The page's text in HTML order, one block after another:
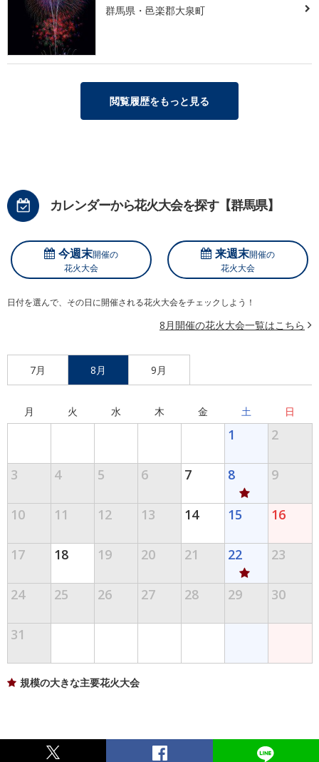
群馬県・邑楽郡大泉町
閲覧履歴をもっと見る
カレンダーから花火大会を探す【群馬県】
今週末開催の
花火大会
来週末開催の
花火大会
日付を選んで、その日に開催される花火大会をチェックしよう！
8月開催の花火大会一覧はこちら
7月 8月 9月
月 火 水 木 金 土 日
1 2
3 4 5 6 7 8 9
10 11 12 13 14 15 16
17 18 19 20 21 22 23
24 25 26 27 28 29 30
31
規模の大きな主要花火大会